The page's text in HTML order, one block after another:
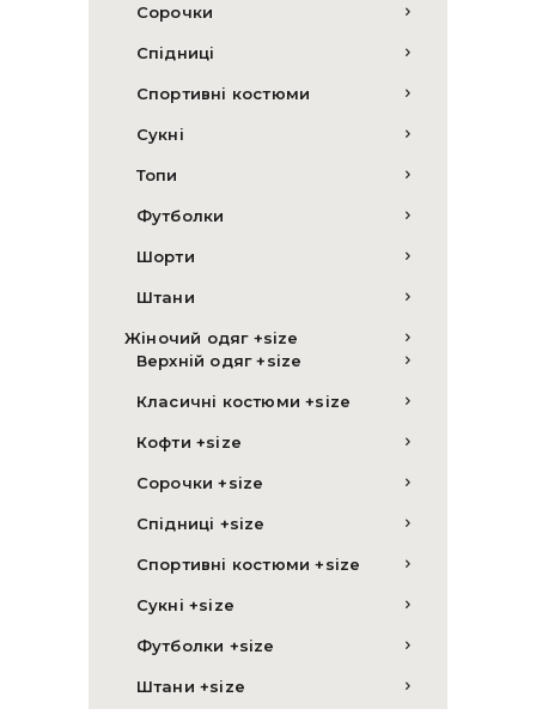
Сорочки
Спідниці
Спортивні костюми
Сукні
Топи
Футболки
Шорти
Штани
Жіночий одяг +size
Верхній одяг +size
Класичні костюми +size
Кофти +size
Сорочки +size
Спідниці +size
Спортивні костюми +size
Сукні +size
Футболки +size
Штани +size